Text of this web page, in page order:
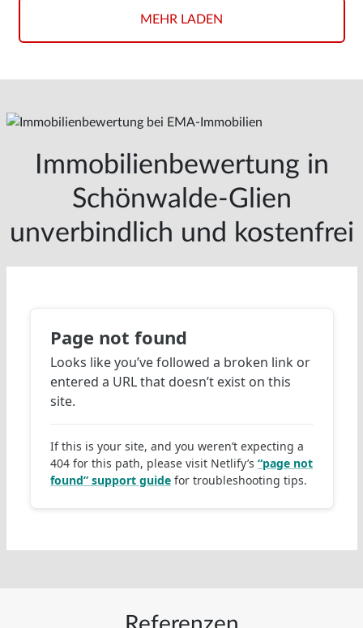
MEHR LADEN
Immobilienbewertung in
Schönwalde-Glien
unverbindlich und kostenfrei